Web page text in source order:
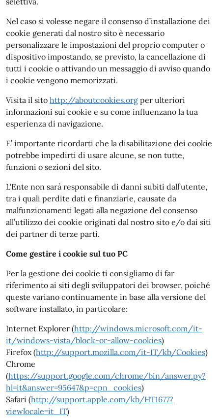
Nel caso si volesse negare il consenso d’installazione dei
cookie generati dal nostro sito è necessario
personalizzare le impostazioni del proprio computer o
dispositivo impostando, se previsto, la cancellazione di
tutti i cookie o attivando un messaggio di avviso quando
i cookie vengono memorizzati.
Visita il sito http://aboutcookies.org per ulteriori
informazioni sui cookie e su come influenzano la tua
esperienza di navigazione.
E’ importante ricordarti che la disabilitazione dei cookie
potrebbe impedirti di usare alcune, se non tutte,
funzioni o sezioni del sito.
L'Ente non sarà responsabile di danni subiti dall’utente,
tra i quali perdite dati e finanziarie, causate da
malfunzionamenti legati alla negazione del consenso
all’utilizzo dei cookie originati dal nostro sito e/o dai siti
dei partner di terze parti.
Come gestire i cookie sul tuo PC
Per la gestione dei cookie ti consigliamo di far
riferimento ai siti degli sviluppatori dei browser, poiché
queste variano continuamente in base alla versione del
software installato, in particolare:
Internet Explorer (http://windows.microsoft.com/it-
it/windows-vista/block-or-allow-cookies)
Firefox (http://support.mozilla.com/it-IT/kb/Cookies)
Chrome
(https://support.google.com/chrome/bin/answer.py?
hl=it&answer=95647&p=cpn_cookies)
Safari (http://support.apple.com/kb/HT1677?
viewlocale=it_IT)